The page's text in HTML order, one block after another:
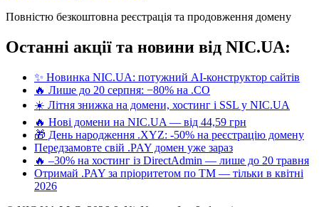
Повністю безкоштовна реєстрація та продовження домену
Останні акції та новини від NIC.UA:
✨ Новинка NIC.UA: потужний AI-конструктор сайтів
🔥 Лише до 20 серпня: −80% на .CO
☀️ Літня знижка на домени, хостинг і SSL у NIC.UA
🔥 Нові домени на NIC.UA — від 44,59 грн
🎁 День народження .XYZ: -50% на реєстрацію домену
Передзамовте свій .PAY домен уже зараз
🔥 –30% на хостинг із DirectAdmin — лише до 20 травня
Отримай .PAY за пріоритетом по ТМ — тільки в квітні
2026